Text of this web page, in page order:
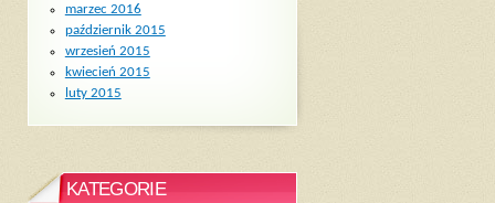
marzec 2016
październik 2015
wrzesień 2015
kwiecień 2015
luty 2015
KATEGORIE